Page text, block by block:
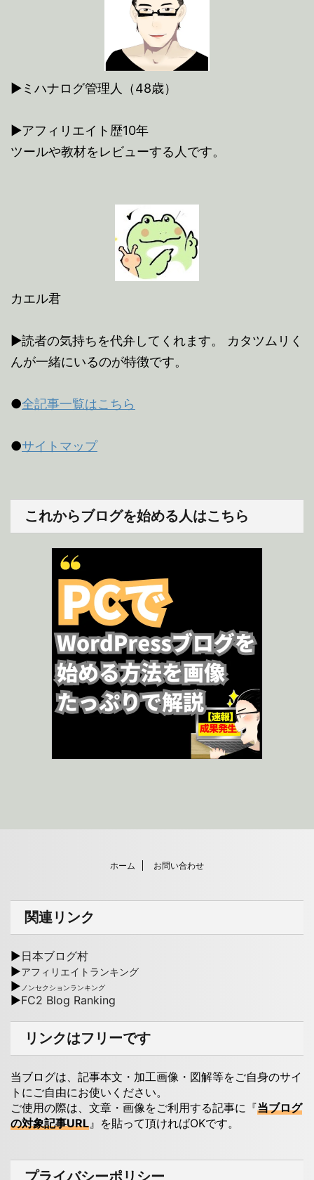
▶ミハナログ管理人（48歳）
▶アフィリエイト歴10年
ツールや教材をレビューする人です。
カエル君
▶読者の気持ちを代弁してくれます。 カタツムリく
んが一緒にいるのが特徴です。
●全記事一覧はこちら
●サイトマップ
これからブログを始める人はこちら
ホーム お問い合わせ
関連リンク
▶日本ブログ村
▶アフィリエイトランキング
▶ ノンセクションランキング
▶FC2 Blog Ranking
リンクはフリーです
当ブログは、記事本文・加工画像・図解等をご自身のサイ
トにご自由にお使いください。
ご使用の際は、文章・画像をご利用する記事に『当ブログ
の対象記事URL 』を貼って頂ければOKです。
プライバシーポリシー